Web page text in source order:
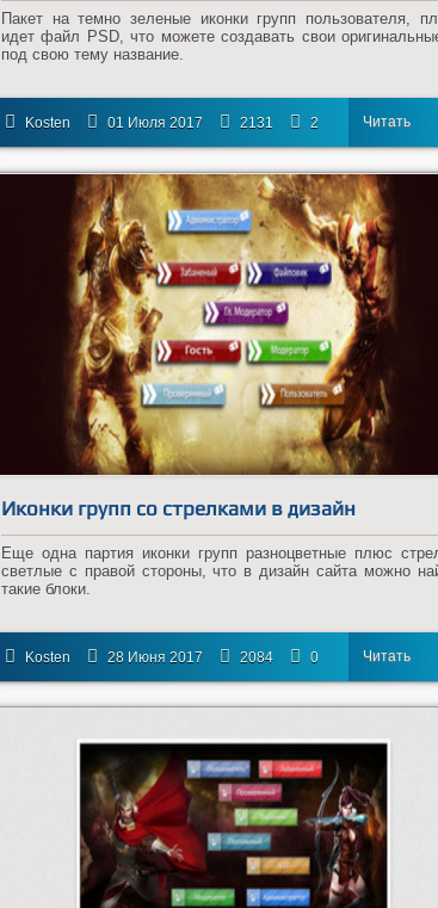
Пакет на темно зеленые иконки групп пользователя,
идет файл PSD, что можете создавать свои
под свою тему название.
Kosten 01 Июля 2017 2131 2 Читать
далее
Иконки групп со стрелками в дизайн
Еще одна партия иконки групп разноцветные плюс
светлые с правой стороны, что в дизайн сайта можно
такие блоки.
Kosten 28 Июня 2017 2084 0 Читать
далее